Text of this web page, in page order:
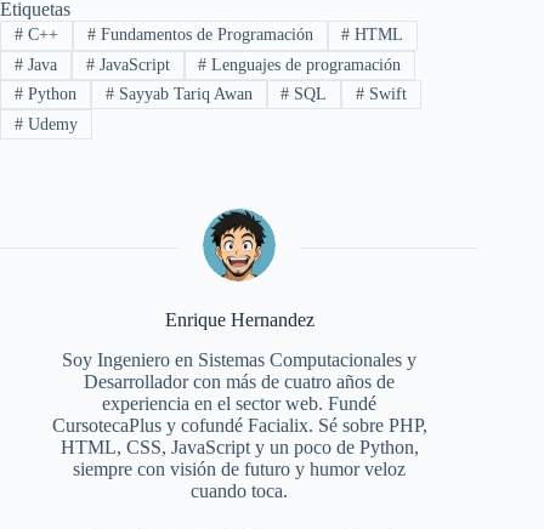
Etiquetas
#C++ #Fundamentos de Programación # HTML
#Java #JavaScript # Lenguajes de programación
#Python #Sayyab Tariq Awan # SQL # Swift
#Udemy
Enrique Hernandez
Soy Ingeniero en Sistemas Computacionales y
Desarrollador con más de cuatro años de
experiencia en el sector web. Fundé
CursotecaPlus y cofundé Facialix. Sé sobre PHP,
HTML, CSS, JavaScript y un poco de Python,
siempre con visión de futuro y humor veloz
cuando toca.